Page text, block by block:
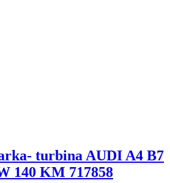
turbina AUDI A4 B7
140 KM 717858